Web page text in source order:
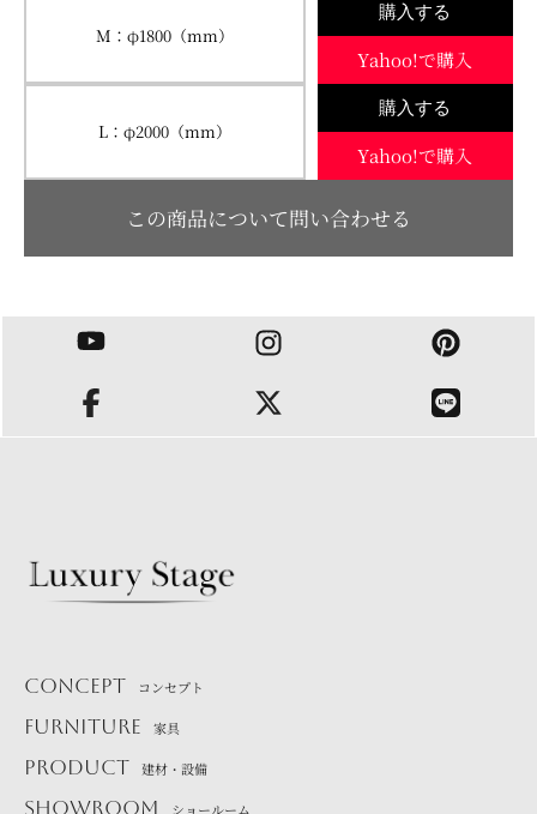
M：φ1800（mm）
購入する
Yahoo!で購入
L：φ2000（mm）
購入する
Yahoo!で購入
この商品について問い合わせる
CONCEPT コンセプト
FURNITURE 家具
PRODUCT 建材・設備
SHOWROOM ショールーム